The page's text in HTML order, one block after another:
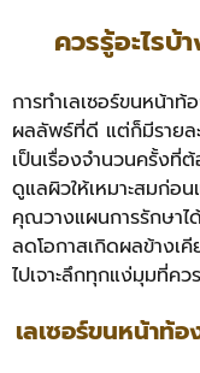
ควรรู้อะไรบ้
การทำเลเซอร์ขนหน้า
ผลลัพธ์ที่ดี แต่ก็มีรายล
เป็นเรื่องจำนวนครั้งที่
ดูแลผิวให้เหมาะสมก่อน
คุณวางแผนการรักษาไ
ลดโอกาสเกิดผลข้างเ
ไปเจาะลึกทุกแง่มุมที่ค
เลเซอร์ขนหน้าท้